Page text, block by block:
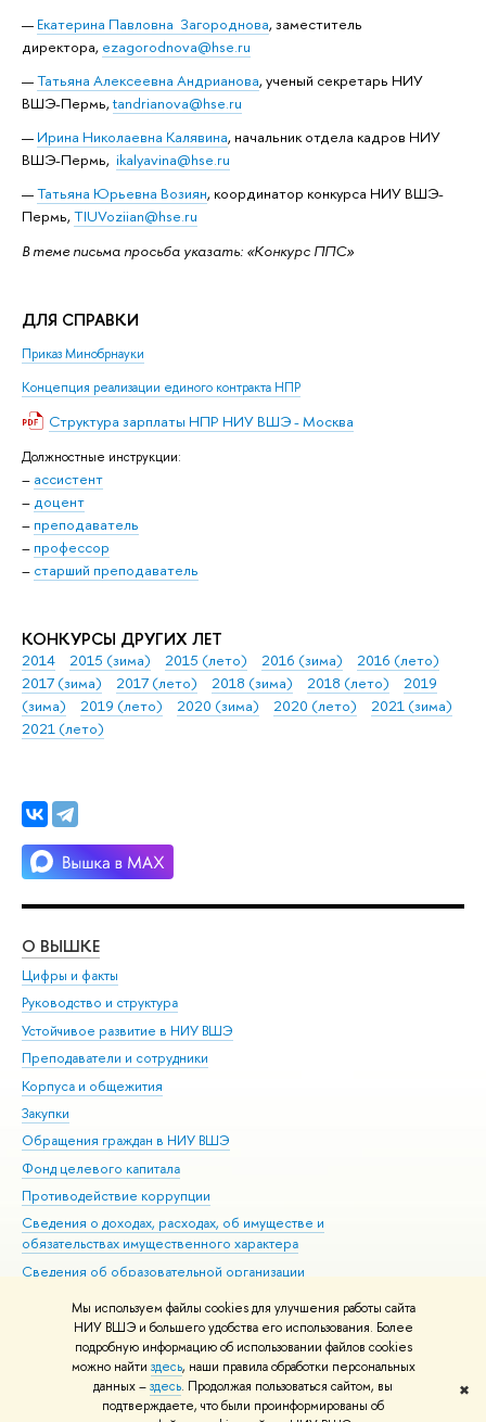
Мы используем файлы cookies для улучшения работы сайта
НИУ ВШЭ и большего удобства его использования. Более
подробную информацию об использовании файлов cookies
можно найти здесь, наши правила обработки персональных
данных –здесь. Продолжая пользоваться сайтом, вы
подтверждаете, что были проинформированы об
✖
Екатерина Павловна Загороднова, заместитель
директора, ezagorodnova@hse.ru
Татьяна Алексеевна Андрианова, ученый секретарь НИУ
ВШЭ-Пермь,tandrianova@hse.ru
Ирина Николаевна Калявина, начальник отдела кадров НИУ
ВШЭ-Пермь, ikalyavina@hse.ru
Татьяна Юрьевна Возиян, координатор конкурса НИУ ВШЭ-
Пермь,TIUVoziian@hse.ru
В теме письма просьба указать: «Конкурс ППС»
ДЛЯ СПРАВКИ
Приказ Минобрнауки
Концепция реализации единого контракта НПР
Структура зарплаты НПР НИУ ВШЭ - Москва
Должностные инструкции:
– ассистент
– доцент
– преподаватель
– профессор
– старший преподаватель
КОНКУРСЫ ДРУГИХ ЛЕТ
2014 2015 (зима) 2015 (лето) 2016 (зима)
2016 (лето)
2017 (зима)
2017 (лето) 2018 (зима) 2018 (лето)
2019
(зима)
2019 (лето) 2020 (зима) 2020 (лето)
2021 (зима)
2021 (лето)
О ВЫШКЕ
Цифры и факты
Руководство и структура
Устойчивое развитие в НИУ ВШЭ
Преподаватели и сотрудники
Корпуса и общежития
Закупки
Обращения граждан в НИУ ВШЭ
Фонд целевого капитала
Противодействие коррупции
Сведения о доходах, расходах, об имуществе и
обязательствах имущественного характера
Сведения об образовательной организации
Людям с ограниченными возможностями здоровья
Единая платежная страница
Работа в Вышке